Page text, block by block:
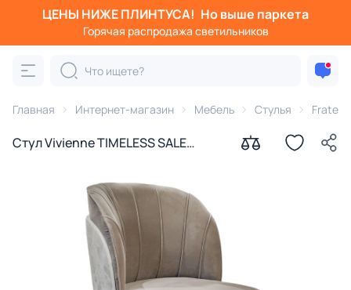
ЦЕНЫ НИЖЕ ПЛИНТУСА! Но выше паркета
Горячая распродажа светильников
Главная Интернет-магазин Мебель Стулья Fratelli
Стул Vivienne TIMELESS SALE